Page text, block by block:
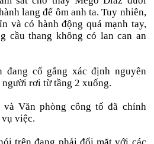
lang để ôm anh ta. Tuy nhiên,
và có hành động quá mạnh tay,
cầu thang không có lan can an
đang cố gắng xác định nguyên
rơi từ tầng 2 xuống.
và Văn phòng công tố đã chính
việc.